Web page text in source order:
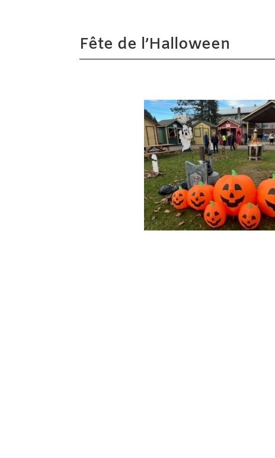
Fête de l’Halloween